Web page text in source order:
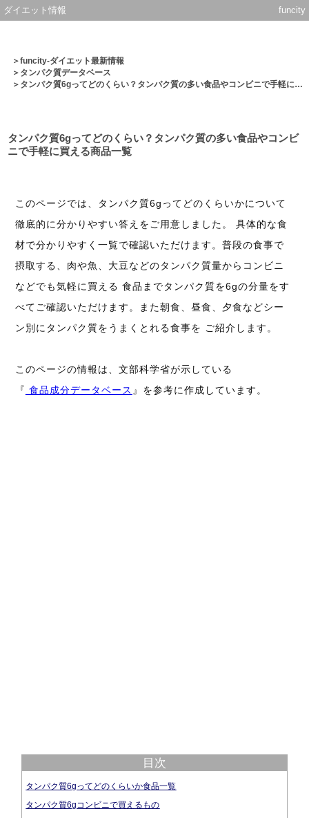
ダイエット情報 funcity
＞funcity-ダイエット最新情報
＞ タンパク質データベース
＞タンパク質6gってどのくらい？タンパク質の多い食品やコンビニで手軽に買える商品一覧
タンパク質6gってどのくらい？タンパク質の多い食品やコンビ
ニで手軽に買える商品一覧
このページでは、タンパク質6gってどのくらいかについて
徹底的に分かりやすい答えをご用意しました。 具体的な食
材で分かりやすく一覧で確認いただけます。普段の食事で
摂取する、肉や魚、大豆などのタンパク質量からコンビニ
などでも気軽に買える 食品までタンパク質を6gの分量をす
べてご確認いただけます。また朝食、昼食、夕食などシー
ン別にタンパク質をうまくとれる食事を ご紹介します。
このページの情報は、文部科学省が示している
『 食品成分データベース 』を参考に作成しています。
目次
タンパク質6gってどのくらいか食品一覧
タンパク質6gコンビニで買えるもの